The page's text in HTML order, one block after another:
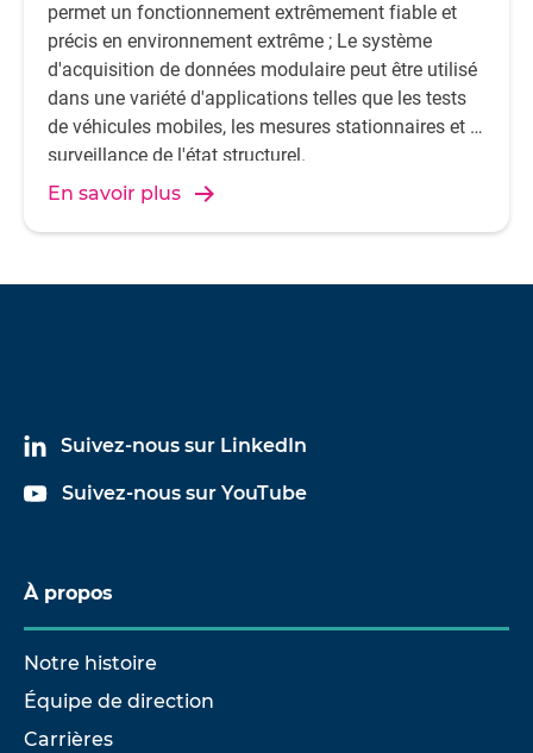
permet un fonctionnement extrêmement fiable et
précis en environnement extrême ; Le système
d'acquisition de données modulaire peut être utilisé
dans une variété d'applications telles que les tests
de véhicules mobiles, les mesures stationnaires et la
surveillance de l'état structurel.
En savoir plus
Suivez-nous sur LinkedIn
Suivez-nous sur YouTube
À propos
Notre histoire
Équipe de direction
Carrières